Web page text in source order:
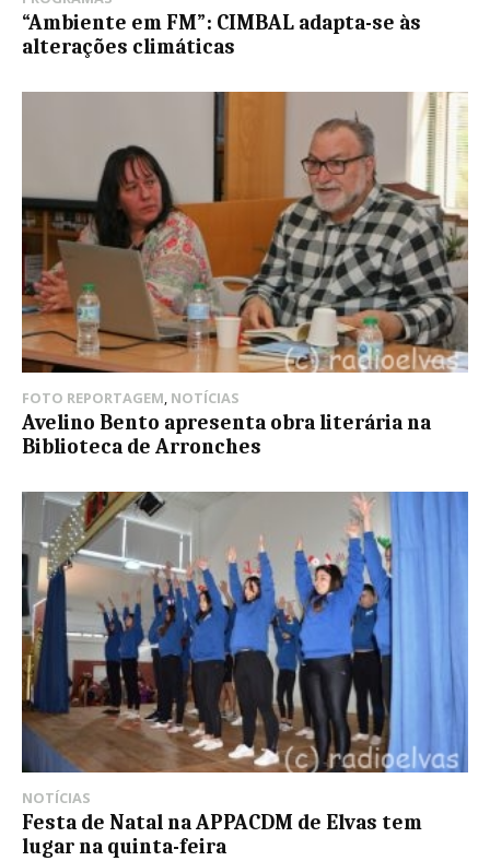
“Ambiente em FM”: CIMBAL adapta-se às
alterações climáticas
FOTO REPORTAGEM, NOTÍCIAS
Avelino Bento apresenta obra literária na
Biblioteca de Arronches
NOTÍCIAS
Festa de Natal na APPACDM de Elvas tem
lugar na quinta-feira